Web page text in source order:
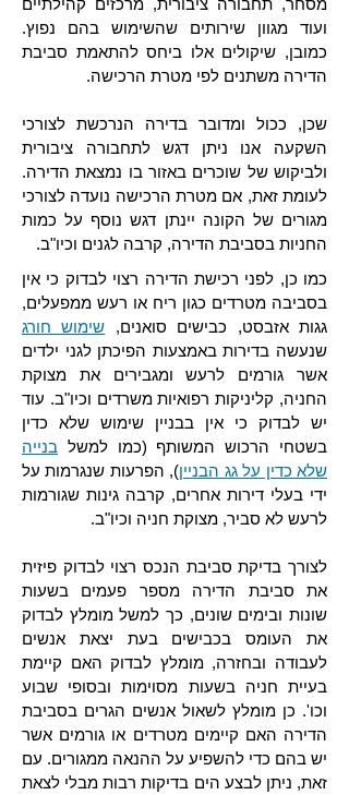
מסחר, תחבורה ציבורית, מרכזים קהילתיים
ועוד מגוון שירותים שהשימוש בהם נפוץ.
כמובן, שיקולים אלו ביחס להתאמת סביבת
הדירה משתנים לפי מטרת הרכישה.
שכן, ככול ומדובר בדירה הנרכשת לצורכי
השקעה אנו ניתן דגש לתחבורה ציבורית
ולביקוש של שוכרים באזור בו נמצאת הדירה.
לעומת זאת, אם מטרת הרכישה נועדה לצורכי
מגורים של הקונה יינתן דגש נוסף על כמות
החניות בסביבת הדירה, קרבה לגנים וכיו"ב.
כמו כן, לפני רכישת הדירה רצוי לבדוק כי אין
בסביבה מטרדים כגון ריח או רעש ממפעלים,
גגות אזבסט, כבישים סואנים, שימוש חורג
שנעשה בדירות באמצעות הפיכתן לגני ילדים
אשר גורמים לרעש ומגבירים את מצוקת
החניה, קליניקות רפואיות משרדים וכיו"ב. עוד
יש לבדוק כי אין בבניין שימוש שלא כדין
בשטחי הרכוש המשותף (כמו למשל בנייה
שלא כדין על גג הבניין), הפרעות שנגרמות על
ידי בעלי דירות אחרים, קרבה גינות שגורמות
לרעש לא סביר, מצוקת חניה וכיו"ב.
לצורך בדיקת סביבת הנכס רצוי לבדוק פיזית
את סביבת הדירה מספר פעמים בשעות
שונות ובימים שונים, כך למשל מומלץ לבדוק
את העומס בכבישים בעת יצאת אנשים
לעבודה ובחזרה, מומלץ לבדוק האם קיימת
בעיית חניה בשעות מסוימות ובסופי שבוע
וכו'. כן מומלץ לשאול אנשים הגרים בסביבת
הדירה האם קיימים מטרדים או גורמים אשר
יש בהם כדי להשפיע על ההנאה ממגורים. עם
זאת, ניתן לבצע הים בדיקות רבות מבלי לצאת